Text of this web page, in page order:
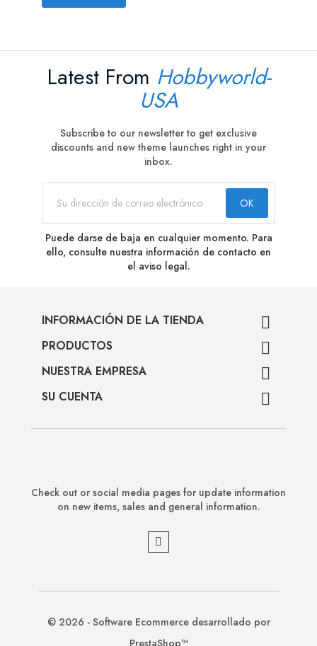
Latest From Hobbyworld-
USA
Subscribe to our newsletter to get exclusive
discounts and new theme launches right in your
inbox.
Puede darse de baja en cualquier momento. Para
ello, consulte nuestra información de contacto en
el aviso legal.
INFORMACIÓN DE LA TIENDA 
PRODUCTOS 
NUESTRA EMPRESA 
SU CUENTA 
Check out or social media pages for update information
on new items, sales and general information.
© 2026 - Software Ecommerce desarrollado por
PrestaShop™